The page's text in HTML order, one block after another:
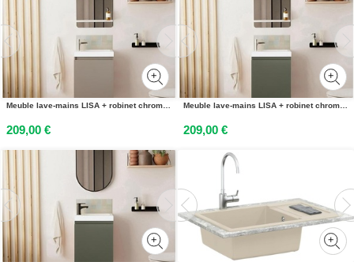
Meuble lave-mains LISA + robinet chromé + miroir rectangulaire
209,00 €
Meuble lave-mains LISA + robinet chromé + miroir rectangulaire
209,00 €